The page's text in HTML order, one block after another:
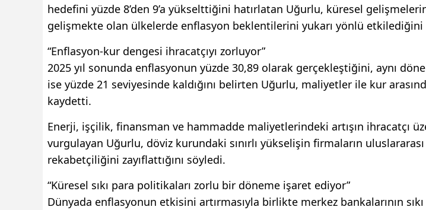
hedefini yüzde 8’den 9’a yükselttiğini hatırlatan Uğurlu, küresel
gelişmekte olan ülkelerde enflasyon beklentilerini yukarı yönlü
“Enflasyon-kur dengesi ihracatçıyı zorluyor”
2025 yıl sonunda enflasyonun yüzde 30,89 olarak gerçekleştiğini, aynı
ise yüzde 21 seviyesinde kaldığını belirten Uğurlu, maliyetler ile kur
kaydetti.
Enerji, işçilik, finansman ve hammadde maliyetlerindeki artışın ihracatçı
vurgulayan Uğurlu, döviz kurundaki sınırlı yükselişin firmaların
rekabetçiliğini zayıflattığını söyledi.
“Küresel sıkı para politikaları zorlu bir döneme işaret ediyor”
Dünyada enflasyonun etkisini artırmasıyla birlikte merkez bankalarının